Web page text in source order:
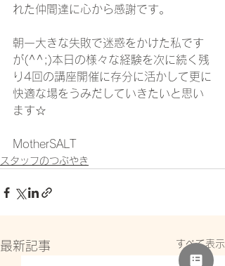
れた仲間達に心から感謝です。
朝一大きな失敗で迷惑をかけた私です
が(^^;)本日の様々な経験を次に続く残
り4回の講座開催に存分に活かして更に
快適な場をうみだしていきたいと思い
ます☆
MotherSALT
スタッフのつぶやき
最新記事 すべて表示